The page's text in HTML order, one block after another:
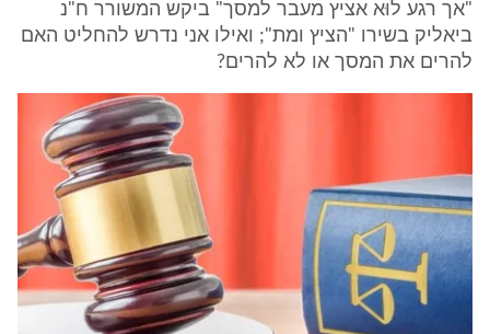
"אך רגע לוּא אציץ מעבר למסך" ביקש המשורר ח"נ
ביאליק בשירו "הציץ ומת"; ואילו אני נדרש להחליט האם
להרים את המסך או לא להרים?